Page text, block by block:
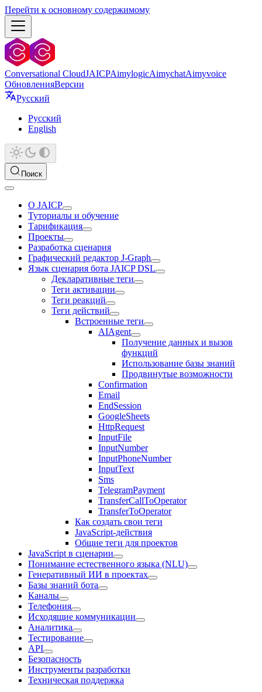
Перейти к основному содержимому
Conversational CloudJAICPAimylogicAimychatAimyvoice
ОбновленияВерсии
Русский
Русский
English
Поиск
О JAICP
Туториалы и обучение
Тарификация
Проекты
Разработка сценария
Графический редактор J‑Graph
Язык сценария бота JAICP DSL
Декларативные теги
Теги активации
Теги реакций
Теги действий
Встроенные теги
AIAgent
Получение данных и вызов
функций
Использование базы знаний
Продвинутые возможности
Confirmation
Email
EndSession
GoogleSheets
HttpRequest
InputFile
InputNumber
InputPhoneNumber
InputText
Sms
TelegramPayment
TransferCallToOperator
TransferToOperator
Как создать свои теги
JavaScript-действия
Общие теги для проектов
JavaScript в сценарии
Понимание естественного языка (NLU)
Генеративный ИИ в проектах
Базы знаний бота
Каналы
Телефония
Исходящие коммуникации
Аналитика
Тестирование
API
Безопасность
Инструменты разработки
Техническая поддержка